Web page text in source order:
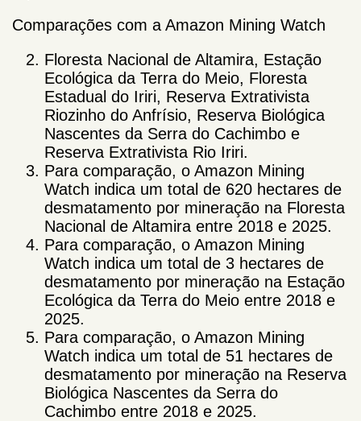
Comparações com a Amazon Mining Watch
Floresta Nacional de Altamira, Estação
Ecológica da Terra do Meio, Floresta
Estadual do Iriri, Reserva Extrativista
Riozinho do Anfrísio, Reserva Biológica
Nascentes da Serra do Cachimbo e
Reserva Extrativista Rio Iriri.
Para comparação, o Amazon Mining
Watch indica um total de 620 hectares de
desmatamento por mineração na Floresta
Nacional de Altamira entre 2018 e 2025.
Para comparação, o Amazon Mining
Watch indica um total de 3 hectares de
desmatamento por mineração na Estação
Ecológica da Terra do Meio entre 2018 e
2025.
Para comparação, o Amazon Mining
Watch indica um total de 51 hectares de
desmatamento por mineração na Reserva
Biológica Nascentes da Serra do
Cachimbo entre 2018 e 2025.